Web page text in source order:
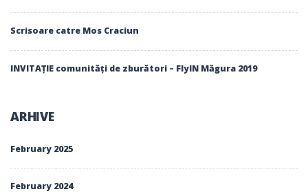
Scrisoare catre Mos Craciun
INVITAȚIE comunități de zburători – FlyIN Măgura 2019
ARHIVE
February 2025
February 2024